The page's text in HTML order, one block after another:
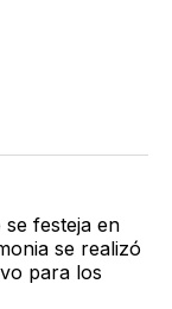
se festeja en
se realizó
para los